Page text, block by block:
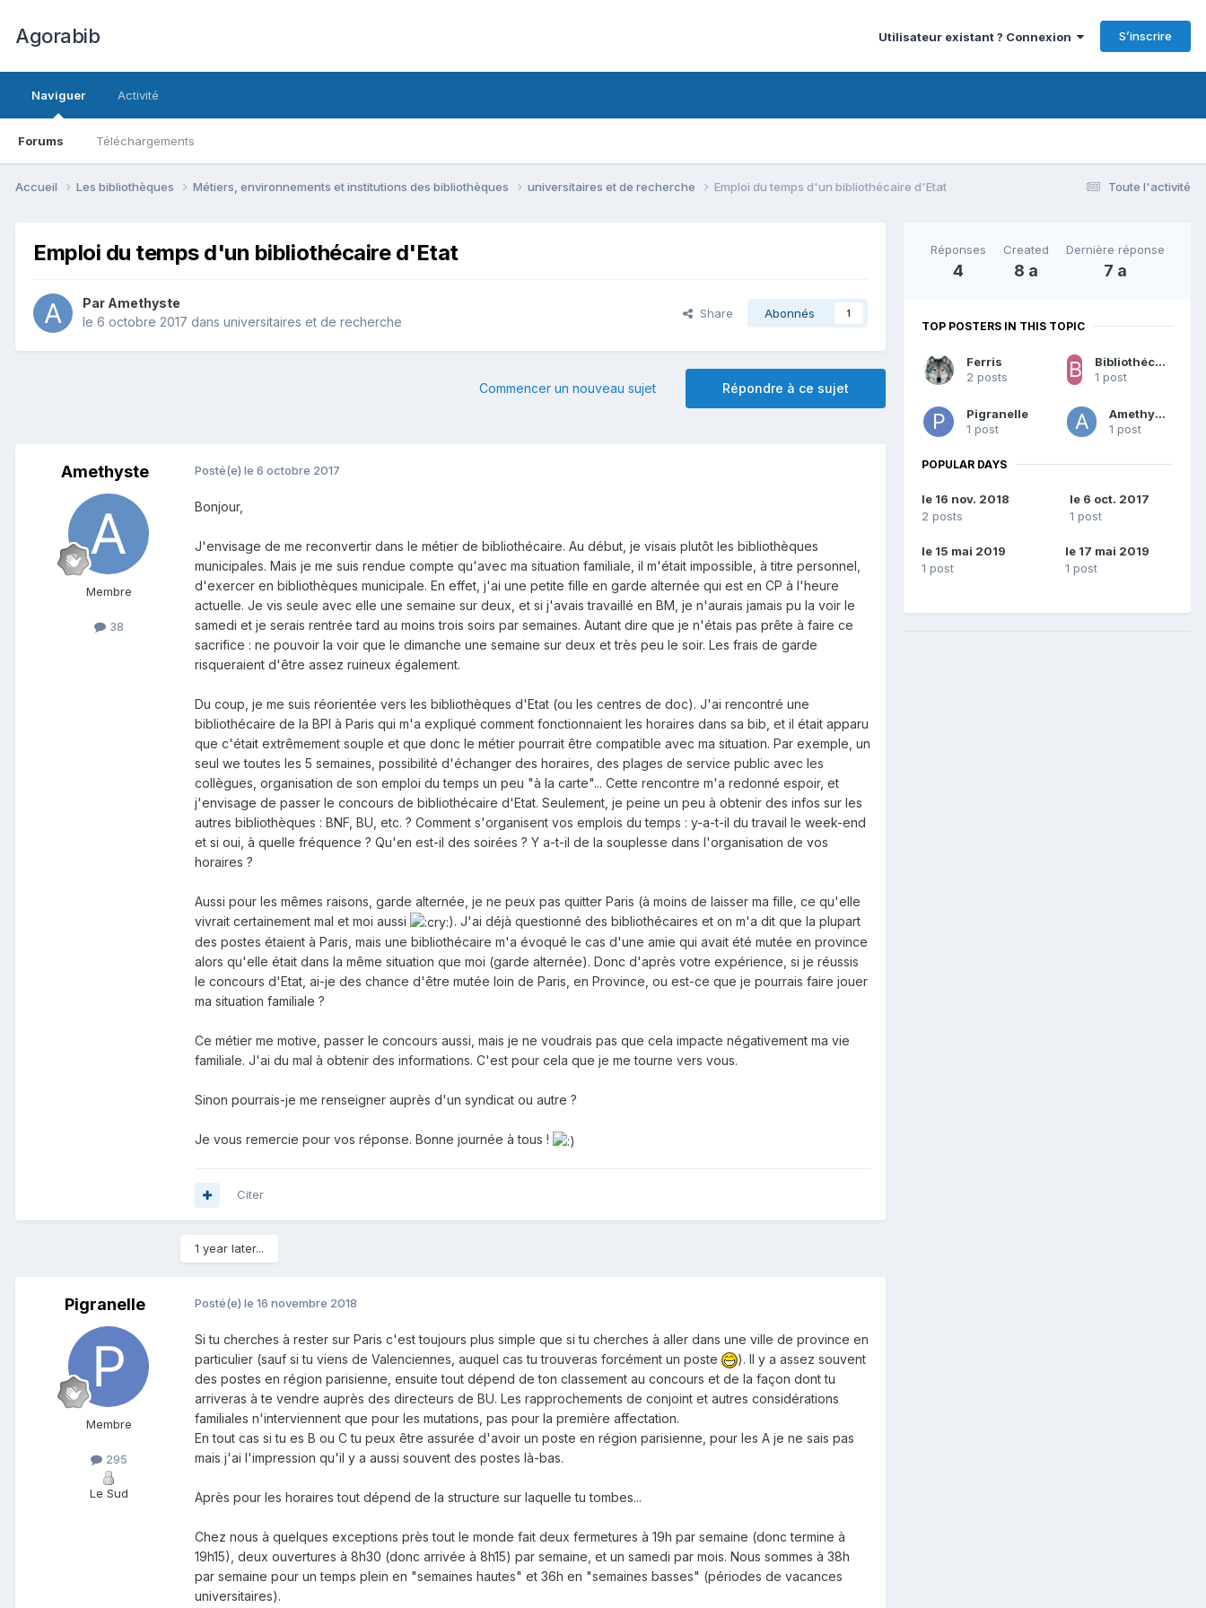
Agorabib Utilisateur existant ? Connexion S’inscrire
Naviguer
Forums Téléchargements
Activité
Toute l'activité
Accueil Les bibliothèques Métiers, environnements et institutions des bibliothèques universitaires et de recherche Emploi du temps d'un bibliothécaire d'Etat
Emploi du temps d'un bibliothécaire d'Etat
Par Amethyste
le 6 octobre 2017 dans universitaires et de recherche
Share Abonnés 1
Répondre à ce sujet
Commencer un nouveau sujet
Amethyste
Membre
38
Posté(e) le 6 octobre 2017
Bonjour,
J'envisage de me reconvertir dans le métier de bibliothécaire. Au début, je visais plutôt les bibliothèques
municipales. Mais je me suis rendue compte qu'avec ma situation familiale, il m'était impossible, à titre personnel,
d'exercer en bibliothèques municipale. En effet, j'ai une petite fille en garde alternée qui est en CP à l'heure
actuelle. Je vis seule avec elle une semaine sur deux, et si j'avais travaillé en BM, je n'aurais jamais pu la voir le
samedi et je serais rentrée tard au moins trois soirs par semaines. Autant dire que je n'étais pas prête à faire ce
sacrifice : ne pouvoir la voir que le dimanche une semaine sur deux et très peu le soir. Les frais de garde
risqueraient d'être assez ruineux également.
Du coup, je me suis réorientée vers les bibliothèques d'Etat (ou les centres de doc). J'ai rencontré une
bibliothécaire de la BPI à Paris qui m'a expliqué comment fonctionnaient les horaires dans sa bib, et il était apparu
que c'était extrêmement souple et que donc le métier pourrait être compatible avec ma situation. Par exemple, un
seul we toutes les 5 semaines, possibilité d'échanger des horaires, des plages de service public avec les
collègues, organisation de son emploi du temps un peu "à la carte"... Cette rencontre m'a redonné espoir, et
j'envisage de passer le concours de bibliothécaire d'Etat. Seulement, je peine un peu à obtenir des infos sur les
autres bibliothèques : BNF, BU, etc. ? Comment s'organisent vos emplois du temps : y-a-t-il du travail le week-end
et si oui, à quelle fréquence ? Qu'en est-il des soirées ? Y a-t-il de la souplesse dans l'organisation de vos
horaires ?
Aussi pour les mêmes raisons, garde alternée, je ne peux pas quitter Paris (à moins de laisser ma fille, ce qu'elle
vivrait certainement mal et moi aussi
). J'ai déjà questionné des bibliothécaires et on m'a dit que la plupart
des postes étaient à Paris, mais une bibliothécaire m'a évoqué le cas d'une amie qui avait été mutée en province
alors qu'elle était dans la même situation que moi (garde alternée). Donc d'après votre expérience, si je réussis
le concours d'Etat, ai-je des chance d'être mutée loin de Paris, en Province, ou est-ce que je pourrais faire jouer
ma situation familiale ?
Ce métier me motive, passer le concours aussi, mais je ne voudrais pas que cela impacte négativement ma vie
familiale. J'ai du mal à obtenir des informations. C'est pour cela que je me tourne vers vous.
Sinon pourrais-je me renseigner auprès d'un syndicat ou autre ?
Je vous remercie pour vos réponse. Bonne journée à tous !
Citer
1 year later...
Pigranelle
Membre
295
Le Sud
Posté(e) le 16 novembre 2018
Si tu cherches à rester sur Paris c'est toujours plus simple que si tu cherches à aller dans une ville de province en
particulier (sauf si tu viens de Valenciennes, auquel cas tu trouveras forcément un poste
). Il y a assez souvent
des postes en région parisienne, ensuite tout dépend de ton classement au concours et de la façon dont tu
arriveras à te vendre auprès des directeurs de BU. Les rapprochements de conjoint et autres considérations
familiales n'interviennent que pour les mutations, pas pour la première affectation.
En tout cas si tu es B ou C tu peux être assurée d'avoir un poste en région parisienne, pour les A je ne sais pas
mais j'ai l'impression qu'il y a aussi souvent des postes là-bas.
Après pour les horaires tout dépend de la structure sur laquelle tu tombes...
Chez nous à quelques exceptions près tout le monde fait deux fermetures à 19h par semaine (donc termine à
19h15), deux ouvertures à 8h30 (donc arrivée à 8h15) par semaine, et un samedi par mois. Nous sommes à 38h
par semaine pour un temps plein en "semaines hautes" et 36h en "semaines basses" (périodes de vacances
universitaires).
Réponses
4
Created
8 a
Dernière réponse
7 a
TOP POSTERS IN THIS TOPIC
Ferris
2 posts
BibliothécaireToutTerrain
1 post
Pigranelle
1 post
Amethyste
1 post
POPULAR DAYS
le 16 nov. 2018
2 posts
le 6 oct. 2017
1 post
le 15 mai 2019
1 post
le 17 mai 2019
1 post